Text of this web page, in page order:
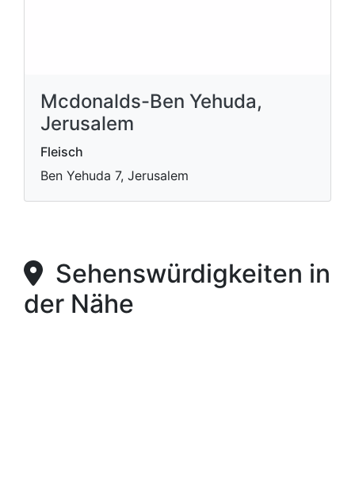
Mcdonalds-Ben Yehuda,
Jerusalem
Fleisch
Ben Yehuda 7, Jerusalem
Sehenswürdigkeiten in
der Nähe